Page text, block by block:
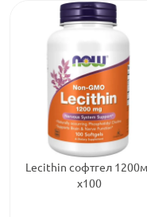
Lecithin софтгел
х100